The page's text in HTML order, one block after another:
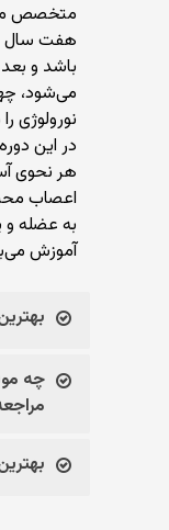
متخصص
هفت سال
باشد و
می‌شود،
نورولوژی
در این
هر نحوی
اعصاب
به عضله و
آموزش
چه